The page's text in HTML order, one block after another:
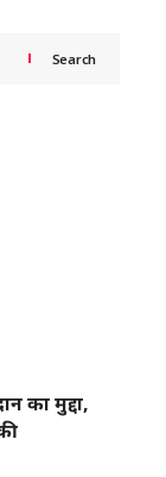
Search
का मुद्दा,